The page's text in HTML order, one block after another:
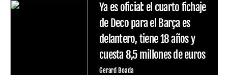
Ya es oficial: el cuarto fichaje
de Deco para el Barça es
delantero, tiene 18 años y
cuesta 8,5 millones de euros
Gerard Boada